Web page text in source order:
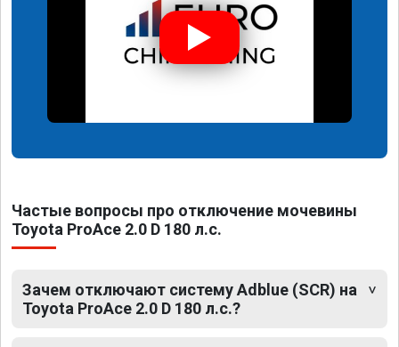
Частые вопросы про отключение мочевины
Toyota ProAce 2.0 D 180 л.с.
Зачем отключают систему Adblue (SCR) на
Toyota ProAce 2.0 D 180 л.с.?